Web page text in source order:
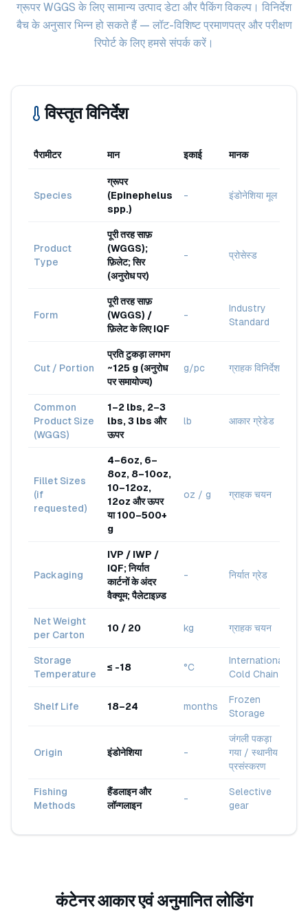
ग्रूपर WGGS के लिए सामान्य उत्पाद डेटा और पैकिंग विकल्प। विनिर्देश
बैच के अनुसार भिन्न हो सकते हैं — लॉट-विशिष्ट प्रमाणपत्र और परीक्षण
रिपोर्ट के लिए हमसे संपर्क करें।
विस्तृत विनिर्देश
पैरामीटर मान इकाई मानक
Species
ग्रूपर
(Epinephelus
spp.)
- इंडोनेशिया मूल
Product
Type
पूरी तरह साफ़
(WGGS);
फ़िलेट; सिर
(अनुरोध पर)
- प्रोसेस्ड
Form
पूरी तरह साफ़
(WGGS) /
फ़िलेट के लिए IQF
-
Industry
Standard
Cut / Portion
प्रति टुकड़ा लगभग
~125 g (अनुरोध
पर समायोज्य)
g/pc ग्राहक विनिर्देश
Common
Product Size
(WGGS)
1–2 lbs, 2–3
lbs, 3 lbs और
ऊपर
lb आकार ग्रेडेड
Fillet Sizes
(if
requested)
4–6oz, 6–
8oz, 8–10oz,
10–12oz,
12oz और ऊपर
या 100–500+
g
oz / g ग्राहक चयन
Packaging
IVP / IWP /
IQF; निर्यात
कार्टनों के अंदर
वैक्यूम; पैलेटाइज़्ड
- निर्यात ग्रेड
Net Weight
per Carton
10 / 20 kg ग्राहक चयन
Storage
Temperature
≤ -18 °C
International
Cold Chain
Shelf Life 18–24 months
Frozen
Storage
Origin इंडोनेशिया -
जंगली पकड़ा
गया / स्थानीय
प्रसंस्करण
Fishing
Methods
हैंडलाइन और
लॉन्गलाइन
-
Selective
gear
कंटेनर आकार एवं अनुमानित लोडिंग